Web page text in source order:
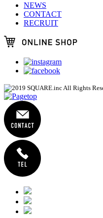
NEWS
CONTACT
RECRUIT